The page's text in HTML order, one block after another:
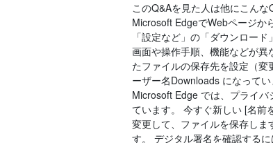
このQ&Aを見た人は他にこん
Microsoft EdgeでWebページか
「設定など」の「ダウンロー
画面や操作手順、機能などが
たファイルの保存先を設定（
ーザー名Downloads になって
Microsoft Edge では、プライ
ています。 今すぐ新しい [名前
変更して、ファイルを保存し
す。 デジタル署名を確認する